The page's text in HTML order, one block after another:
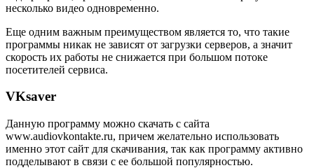
несколько видео одновременно.
Еще одним важным преимуществом является то, что такие
программы никак не зависят от загрузки серверов, а значит
скорость их работы не снижается при большом потоке
посетителей сервиса.
VKsaver
Данную программу можно скачать с сайта
www.audiovkontakte.ru, причем желательно использовать
именно этот сайт для скачивания, так как программу активно
подделывают в связи с ее большой популярностью.